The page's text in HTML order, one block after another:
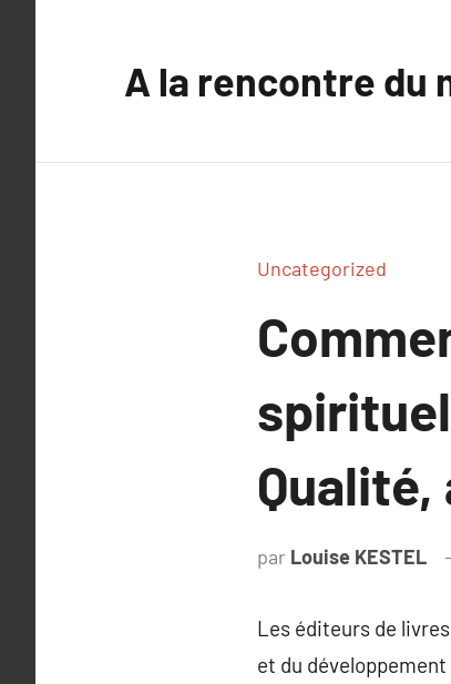
A la rencontre du
Uncategorized
par Louise KESTEL
Les éditeurs de
et du